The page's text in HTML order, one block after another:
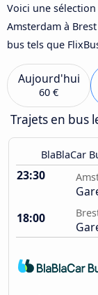
Voici une
Amsterdam à
bus tels que
Aujourd'hui
60 €
Trajets en bus
BlaBlaCar
23:30
18:00